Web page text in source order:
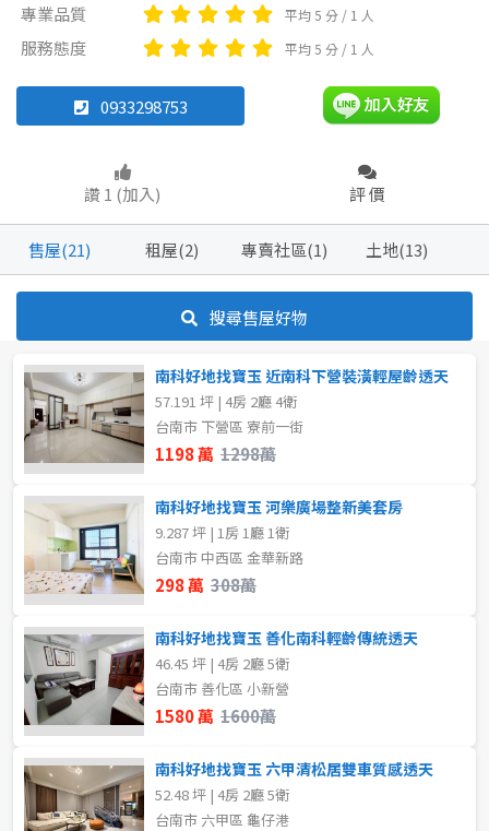
不拘 電梯大樓 套房
廠辦 其他
不拘
20坪以下
30~40 坪 40~50 坪
60~70 坪
80坪以上
~
樓層
不拘
4樓
5~10樓
~
格局
不拘
不拘 整層住家 店面
坪數
50~60 坪
~ 坪
樓層
不拘
1樓
~
格局
不拘
租金(元)
專業品質
平均 5 分 / 1 人
服務態度 平均 5 分 / 1 人
0933298753
讚 1 (加入) 評 價
售屋(21) 租屋(2) 專賣社區(1) 土地(13)
搜尋售屋好物
南科好地找寶玉 近南科下營裝潢輕屋齡透天
57.191 坪 | 4房 2廳 4衛
台南市 下營區 寮前一街
1198 萬 1298萬
南科好地找寶玉 河樂廣場整新美套房
9.287 坪 | 1房 1廳 1衛
台南市 中西區 金華新路
298 萬 308萬
南科好地找寶玉 善化南科輕齡傳統透天
46.45 坪 | 4房 2廳 5衛
台南市 善化區 小新營
1580 萬 1600萬
南科好地找寶玉 六甲清松居雙車質感透天
52.48 坪 | 4房 2廳 5衛
台南市 六甲區 龜仔港